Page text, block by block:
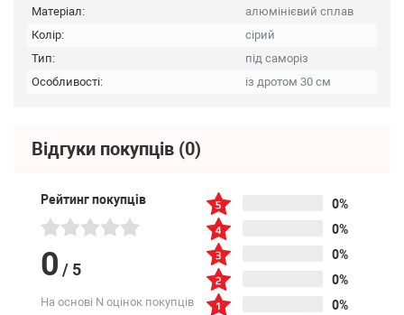
Матеріал:
алюмінієвий сплав
Колір:
сірий
Тип:
під саморіз
Особливості:
із дротом 30 см
Відгуки покупців (0)
Рейтинг покупців
0 / 5
На основі N оцінок покупців
0%
0%
0%
0%
0%